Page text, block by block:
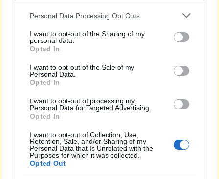
Please note that this website/app uses one or more Google
not limited to your visit or usage behaviour. You may click to
grant or deny consent to Google and its third-party tags to
use your data for below specified purposes in below Google
consent section.
Personal Data Processing Opt Outs
I want to opt-out of the Sharing of my
personal data.
Opted In
I want to opt-out of the Sale of my
Personal Data.
Opted In
I want to opt-out of processing my
Personal Data for Targeted Advertising.
Opted In
I want to opt-out of Collection, Use,
Retention, Sale, and/or Sharing of my
Personal Data that Is Unrelated with the
Purposes for which it was collected.
Opted Out
Recenzja — czegoś czy z czegoś
Odmiana: słucham dwóch...
Ciekawostki
palindrom— Takie oto palindromy
porzekadło— Pochodzenie wyrazuporzekadło
— O dawnymleciech
Mogą Cię zainteresować również hasła
wihajster